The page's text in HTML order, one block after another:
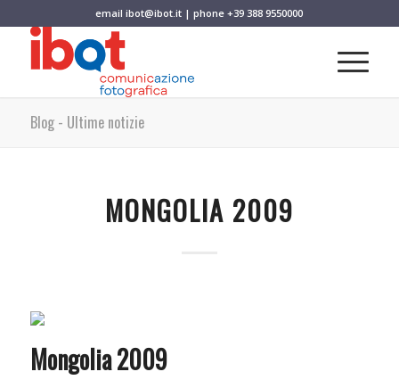
emailibot@ibot.it | phone+39 388 9550000
Blog - Ultime notizie
MONGOLIA 2009
Mongolia 2009